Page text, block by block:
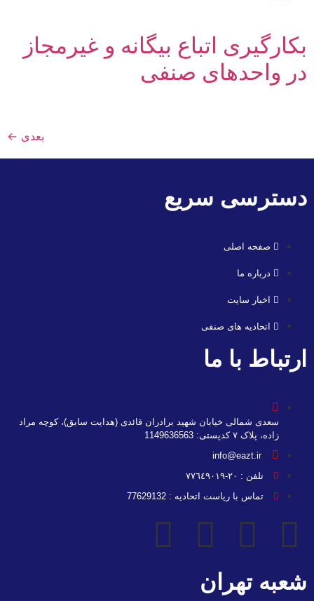
بکارگیری اتباع بیگانه و غیرمجاز
در واحدهای صنفی
بعدی ←
دسترسی سریع
صفحه اصلی
درباره ما
اخبار سایت
اتحادیه های صنفی
ارتباط با ما
سعدی شمالی خیابان شهید برادران قائدی (هدایت سابق)، کوچه مراد
زاده، پلاک ۷ کدپستی: 1149636563
info@eazt.ir
تلفن : ٢٠-٧٧٦٤٩٠١٩
تماس با ریاست اتحادیه : 77629132
شعبه تهران